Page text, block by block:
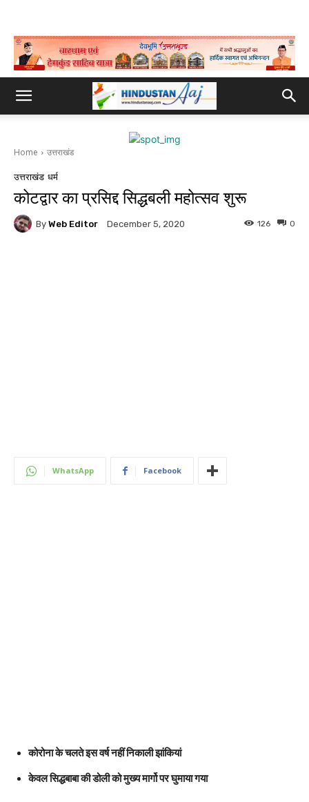
Home उत्तराखंड
उत्तराखंड धर्म
कोटद्वार का प्रसिद्द सिद्धबली महोत्सव शुरू
By Web Editor December 5, 2020 0
126
WhatsApp Facebook
कोरोना के चलते इस वर्ष नहीं निकाली झांकियां
केवल सिद्धबाबा की डोली को मुख्य मार्गो पर घुमाया गया